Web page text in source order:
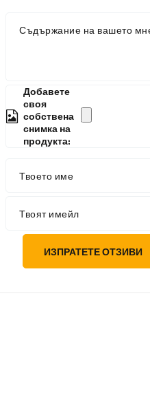
Съдържание на вашето
Добавете
своя
собствена
снимка на
продукта:
Твоето име
Твоят имейл
ИЗПРАТЕТЕ ОТЗИВИ